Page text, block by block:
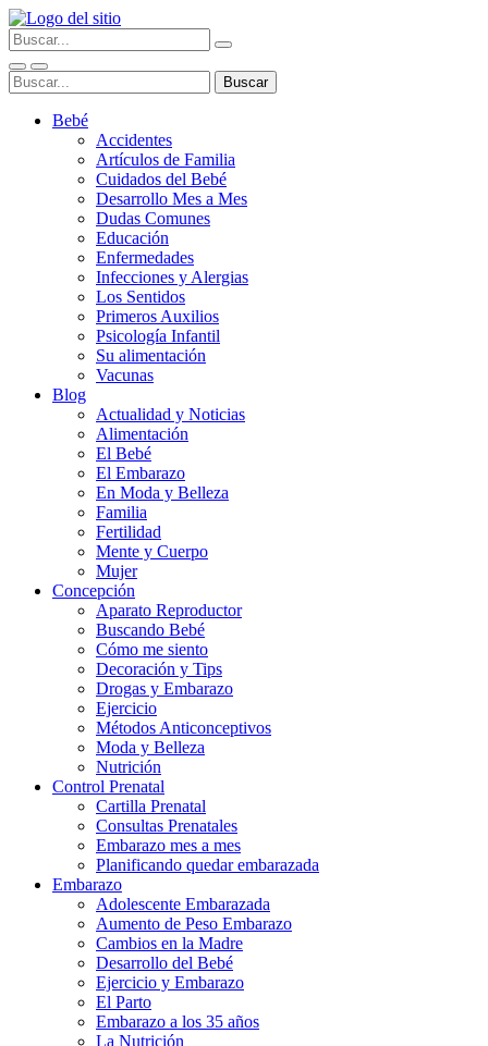
Bebé
Accidentes
Artículos de Familia
Cuidados del Bebé
Desarrollo Mes a Mes
Dudas Comunes
Educación
Enfermedades
Infecciones y Alergias
Los Sentidos
Primeros Auxilios
Psicología Infantil
Su alimentación
Vacunas
Blog
Actualidad y Noticias
Alimentación
El Bebé
El Embarazo
En Moda y Belleza
Familia
Fertilidad
Mente y Cuerpo
Mujer
Concepción
Aparato Reproductor
Buscando Bebé
Cómo me siento
Decoración y Tips
Drogas y Embarazo
Ejercicio
Métodos Anticonceptivos
Moda y Belleza
Nutrición
Control Prenatal
Cartilla Prenatal
Consultas Prenatales
Embarazo mes a mes
Planificando quedar embarazada
Embarazo
Adolescente Embarazada
Aumento de Peso Embarazo
Cambios en la Madre
Desarrollo del Bebé
Ejercicio y Embarazo
El Parto
Embarazo a los 35 años
La Nutrición